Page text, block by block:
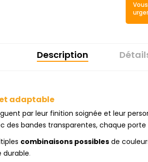
Description
adaptable
par leur finition soignée et leur
des bandes transparentes, chaque
combinaisons possibles de
durable.